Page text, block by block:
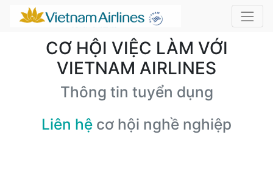
CƠ HỘI VIỆC LÀM VỚI
VIETNAM AIRLINES
Thông tin tuyển dụng
Liên hệ cơ hội nghề nghiệp